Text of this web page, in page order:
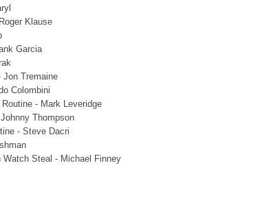
Klause
Garcia
Jon Tremaine
Colombini
- Mark Leveridge
Thompson
- Steve Dacri
Watch Steal - Michael Finney